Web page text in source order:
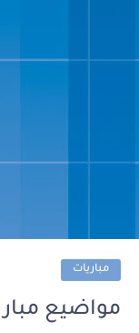
مباريات
مواضيع